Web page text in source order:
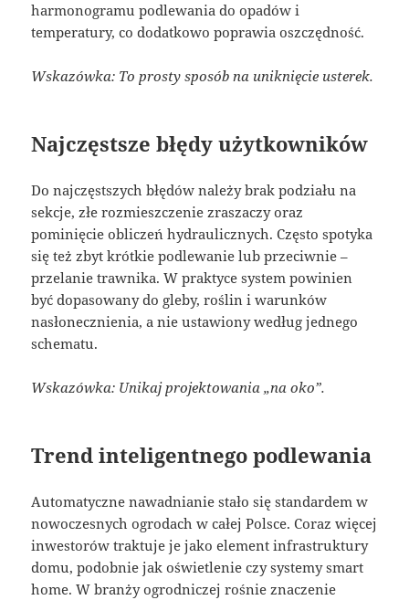
harmonogramu podlewania do opadów i
temperatury, co dodatkowo poprawia oszczędność.
Wskazówka: To prosty sposób na uniknięcie usterek.
Najczęstsze błędy użytkowników
Do najczęstszych błędów należy brak podziału na
sekcje, złe rozmieszczenie zraszaczy oraz
pominięcie obliczeń hydraulicznych. Często spotyka
się też zbyt krótkie podlewanie lub przeciwnie –
przelanie trawnika. W praktyce system powinien
być dopasowany do gleby, roślin i warunków
nasłonecznienia, a nie ustawiony według jednego
schematu.
Wskazówka: Unikaj projektowania „na oko”.
Trend inteligentnego podlewania
Automatyczne nawadnianie stało się standardem w
nowoczesnych ogrodach w całej Polsce. Coraz więcej
inwestorów traktuje je jako element infrastruktury
domu, podobnie jak oświetlenie czy systemy smart
home. W branży ogrodniczej rośnie znaczenie